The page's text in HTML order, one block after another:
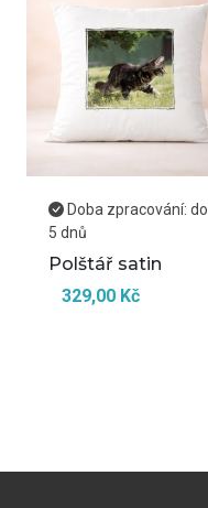
Doba zpracování: do
5 dnů
Polštář satin
329,00 Kč